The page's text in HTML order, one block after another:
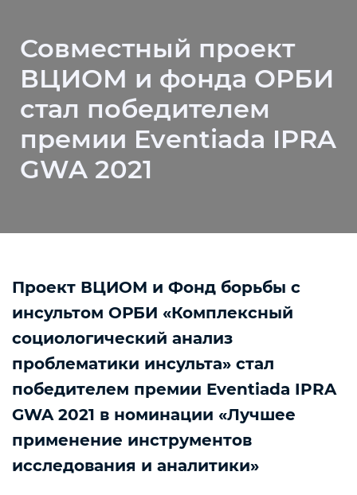
Совместный проект
ВЦИОМ и фонда ОРБИ
стал победителем
премии Eventiada IPRA
GWA 2021
Проект ВЦИОМ и Фонд борьбы с
инсультом ОРБИ «Комплексный
социологический анализ
проблематики инсульта» стал
победителем премии Eventiada IPRA
GWA 2021 в номинации «Лучшее
применение инструментов
исследования и аналитики»